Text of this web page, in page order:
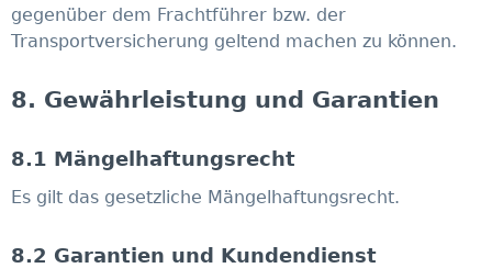
gegenüber dem Frachtführer bzw. der
Transportversicherung geltend machen zu können.
8. Gewährleistung und Garantien​​​​​​​
8.1 Mängelhaftungsrecht
Es gilt das gesetzliche Mängelhaftungsrecht.
8.2 Garantien und Kundendienst